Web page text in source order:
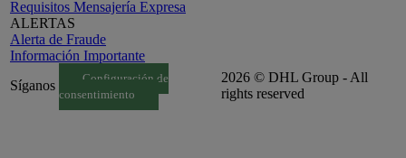
Requisitos Mensajería Expresa
ALERTAS
Alerta de Fraude
Información Importante
Síganos
Configuración de
consentimiento
2026 © DHL Group - All
rights reserved